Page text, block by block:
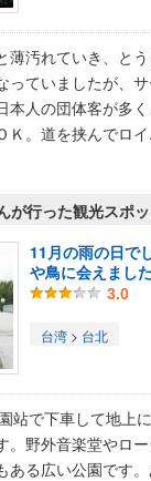
薄汚れていき、と
っていましたが、
本人の団体客が多
Ｋ。道を挟んでロ
が行った観光スポッ
11月の雨の日で
や鳥に会えました
3.0
台湾 > 台北
站で下車して地上
。野外音楽堂やロ
ある広い公園です。